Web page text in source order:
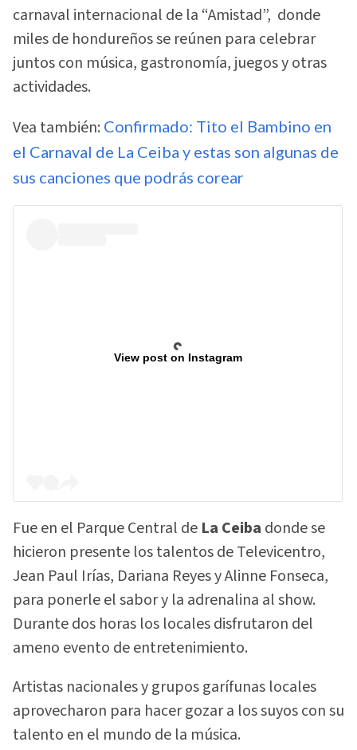
carnaval internacional de la “Amistad”, donde
miles de hondureños se reúnen para celebrar
juntos con música, gastronomía, juegos y otras
actividades.
Vea también: Confirmado: Tito el Bambino en
el Carnaval de La Ceiba y estas son algunas de
sus canciones que podrás corear
View post on Instagram
Fue en el Parque Central de La Ceiba donde se
hicieron presente los talentos de Televicentro,
Jean Paul Irías, Dariana Reyes y Alinne Fonseca,
para ponerle el sabor y la adrenalina al show.
Durante dos horas los locales disfrutaron del
ameno evento de entretenimiento.
Artistas nacionales y grupos garífunas locales
aprovecharon para hacer gozar a los suyos con su
talento en el mundo de la música.